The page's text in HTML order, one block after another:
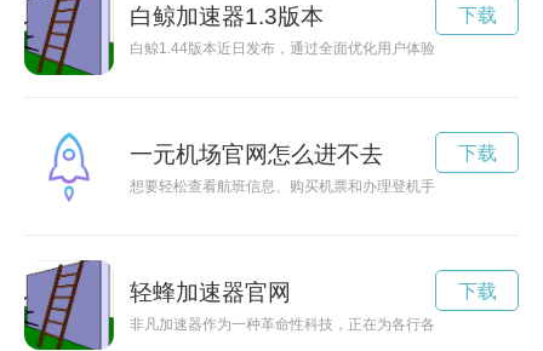
白鲸加速器1.3版本
白鲸1.44版本近日发布，通过全面优化用户体验，为用户带来
下载
一元机场官网怎么进不去
想要轻松查看航班信息、购买机票和办理登机手续？只需要在
下载
轻蜂加速器官网
非凡加速器作为一种革命性科技，正在为各行各业带来前所未
下载